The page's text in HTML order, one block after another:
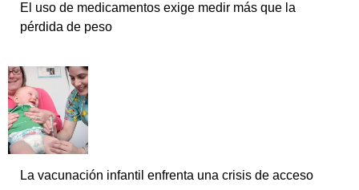
El uso de medicamentos exige medir más que la
pérdida de peso
La vacunación infantil enfrenta una crisis de acceso